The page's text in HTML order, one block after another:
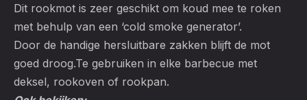
Dit rookmot is zeer geschikt om koud mee te roken
met behulp van een ‘cold smoke generator’.
Door de handige hersluitbare zakken blijft de mot
goed droog.Te gebruiken in elke barbecue met
deksel, rookoven of rookpan.